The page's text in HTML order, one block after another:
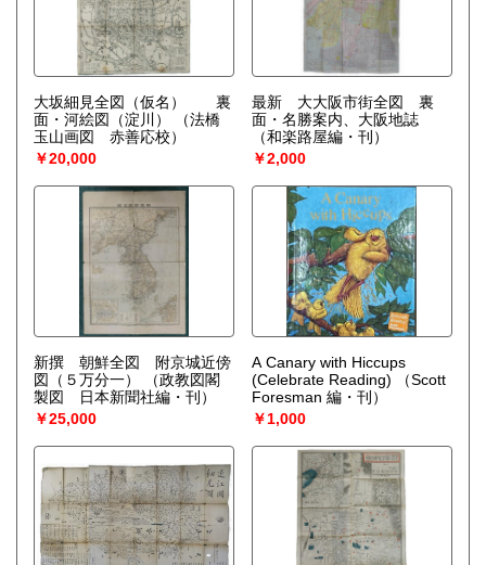
大坂細見全図（仮名） 裏
面・河絵図（淀川）
（法橋
玉山画図 赤善応校）
￥20,000
最新 大大阪市街全図 裏
面・名勝案内、大阪地誌
（和楽路屋編・刊）
￥2,000
新撰 朝鮮全図 附京城近傍
図（５万分一）
（政教図閣
製図 日本新聞社編・刊）
￥25,000
A Canary with Hiccups
(Celebrate Reading)
（Scott
Foresman 編・刊）
￥1,000